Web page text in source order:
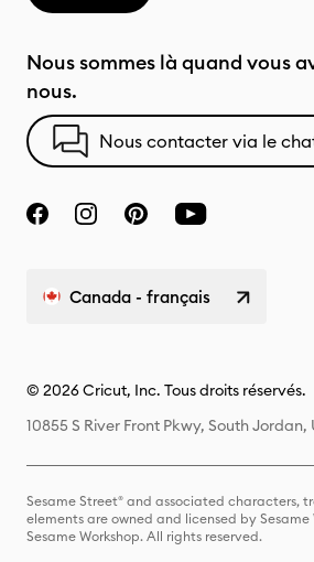
Nous sommes là quand vous
nous.
Nous contacter via le
Canada - français
© 2026 Cricut, Inc. Tous droits réservés.
10855 S River Front Pkwy, South Jordan,
Sesame Street® and associated characters,
elements are owned and licensed by Sesame
Sesame Workshop. All rights reserved.